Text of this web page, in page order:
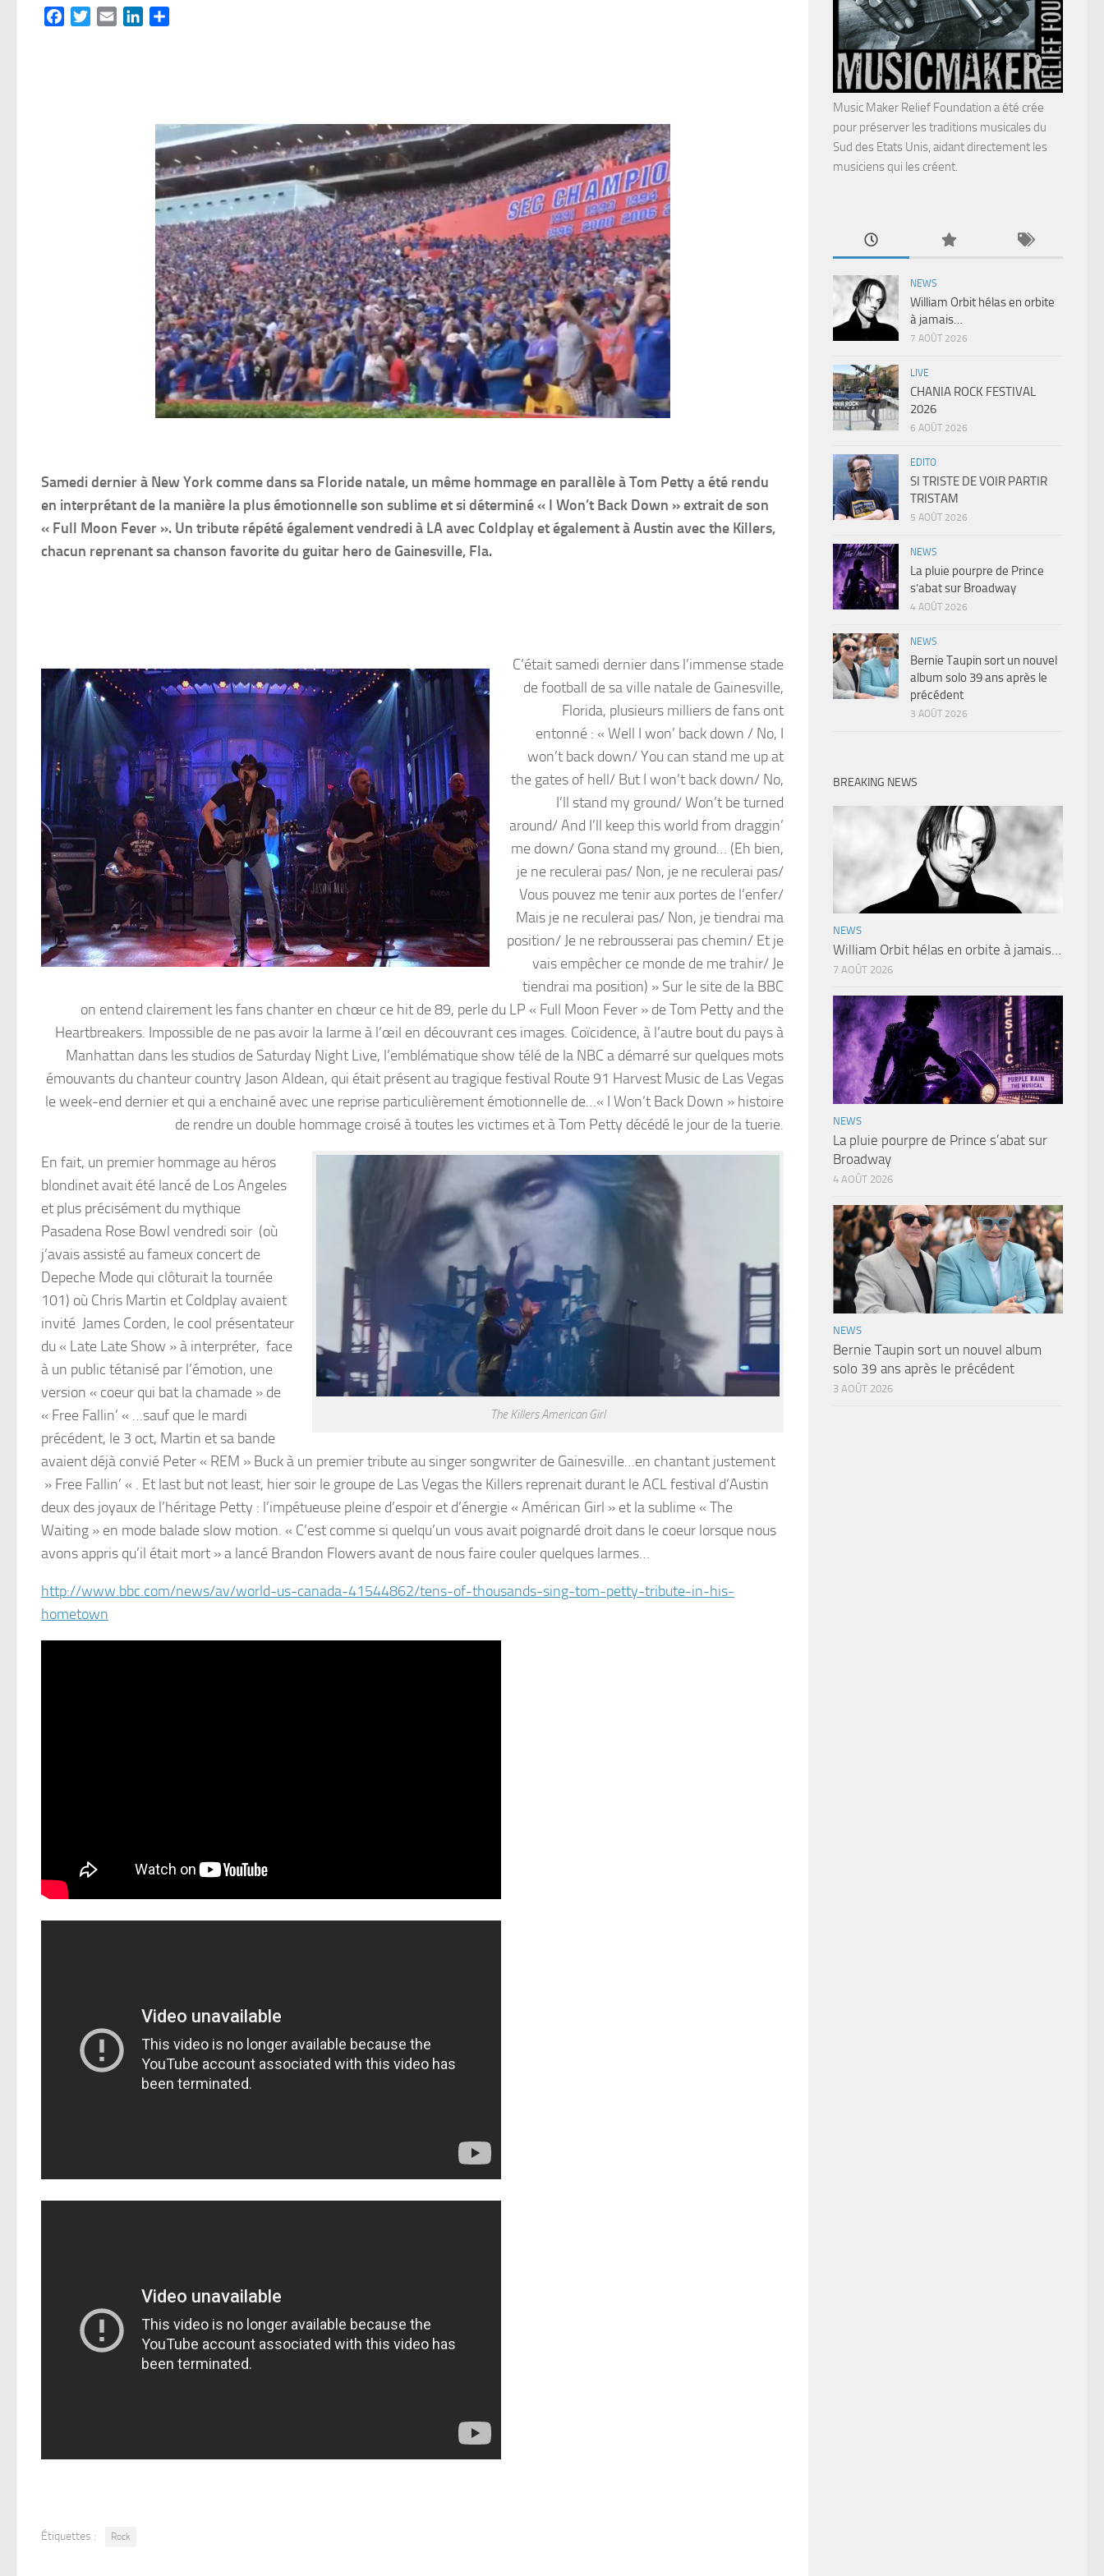
FacebookTwitterEmail LinkedIn
Samedi dernier à New York comme dans sa Floride natale, un même hommage en parallèle à Tom Petty a été rendu
en interprétant de la manière la plus émotionnelle son sublime et si déterminé « I Won’t Back Down » extrait de son
« Full Moon Fever ». Un tribute répété également vendredi à LA avec Coldplay et également à Austin avec the Killers,
chacun reprenant sa chanson favorite du guitar hero de Gainesville, Fla.
C’était samedi dernier dans l’immense stade
de football de sa ville natale de Gainesville,
Florida, plusieurs milliers de fans ont
entonné : « Well I won’ back down / No, I
won’t back down/ You can stand me up at
the gates of hell/ But I won’t back down/ No,
I’ll stand my ground/ Won’t be turned
around/ And I’ll keep this world from draggin’
me down/ Gona stand my ground… (Eh bien,
je ne reculerai pas/ Non, je ne reculerai pas/
Vous pouvez me tenir aux portes de l’enfer/
Mais je ne reculerai pas/ Non, je tiendrai ma
position/ Je ne rebrousserai pas chemin/ Et je
vais empêcher ce monde de me trahir/ Je
tiendrai ma position) » Sur le site de la BBC
on entend clairement les fans chanter en chœur ce hit de 89, perle du LP « Full Moon Fever » de Tom Petty and the
Heartbreakers. Impossible de ne pas avoir la larme à l’œil en découvrant ces images. Coïcidence, à l’autre bout du pays à
Manhattan dans les studios de Saturday Night Live, l’emblématique show télé de la NBC a démarré sur quelques mots
émouvants du chanteur country Jason Aldean, qui était présent au tragique festival Route 91 Harvest Music de Las Vegas
le week-end dernier et qui a enchainé avec une reprise particulièrement émotionnelle de…« I Won’t Back Down » histoire
de rendre un double hommage croisé à toutes les victimes et à Tom Petty décédé le jour de la tuerie.
The Killers American Girl
En fait, un premier hommage au héros
blondinet avait été lancé de Los Angeles
et plus précisément du mythique
Pasadena Rose Bowl vendredi soir (où
j’avais assisté au fameux concert de
Depeche Mode qui clôturait la tournée
101) où Chris Martin et Coldplay avaient
invité James Corden, le cool présentateur
du « Late Late Show » à interpréter, face
à un public tétanisé par l’émotion, une
version « coeur qui bat la chamade » de
« Free Fallin’ « …sauf que le mardi
précédent, le 3 oct, Martin et sa bande
avaient déjà convié Peter « REM » Buck à un premier tribute au singer songwriter de Gainesville…en chantant justement
» Free Fallin’ « . Et last but not least, hier soir le groupe de Las Vegas the Killers reprenait durant le ACL festival d’Austin
deux des joyaux de l’héritage Petty : l’impétueuse pleine d’espoir et d’énergie « Américan Girl » et la sublime « The
Waiting » en mode balade slow motion. « C’est comme si quelqu’un vous avait poignardé droit dans le coeur lorsque nous
avons appris qu’il était mort » a lancé Brandon Flowers avant de nous faire couler quelques larmes…
http://www.bbc.com/news/av/world-us-canada-41544862/tens-of-thousands-sing-tom-petty-tribute-in-his-
hometown
Étiquettes : Rock
Music Maker Relief Foundation a été crée
pour préserver les traditions musicales du
Sud des Etats Unis, aidant directement les
musiciens qui les créent.
NEWS
William Orbit hélas en orbite
à jamais…
7 AOÛT 2026
LIVE
CHANIA ROCK FESTIVAL
2026
6 AOÛT 2026
EDITO
SI TRISTE DE VOIR PARTIR
TRISTAM
5 AOÛT 2026
NEWS
La pluie pourpre de Prince
s’abat sur Broadway
4 AOÛT 2026
NEWS
Bernie Taupin sort un nouvel
album solo 39 ans après le
précédent
3 AOÛT 2026
BREAKING NEWS
NEWS
William Orbit hélas en orbite à jamais…
7 AOÛT 2026
NEWS
La pluie pourpre de Prince s’abat sur
Broadway
4 AOÛT 2026
NEWS
Bernie Taupin sort un nouvel album
solo 39 ans après le précédent
3 AOÛT 2026